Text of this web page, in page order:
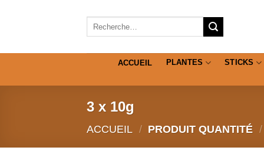
ACCUEIL PLANTES STICKS
3 x 10g
ACCUEIL / PRODUIT QUANTITÉ /